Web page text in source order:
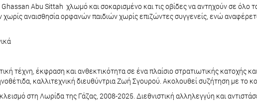
Abu Sittah χλωμό και σοκαρισμένο και τις οβίδες να αντηχούν σε όλο
αναισθησία ορφανών παιδιών χωρίς επιζώντες συγγενείς, ενώ
τέχνη, έκφραση και ανθεκτικότητα σε ένα πλαίσιο στρατιωτικής κατοχής
καλλιτεχνική διευθύντρια Ζωή Σγουρού. Ακολουθεί συζήτηση με το
στη Λωρίδα της Γάζας, 2008-2025. Διεθνιστική αλληλεγγύη και